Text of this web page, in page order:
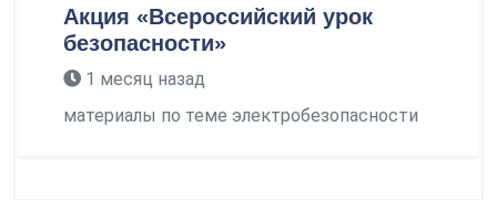
Акция «Всероссийский урок
безопасности»
1 месяц назад
материалы по теме электробезопасности